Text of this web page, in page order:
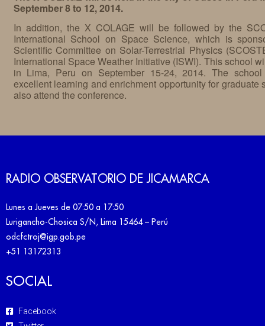
RADIO OBSERVATORIO DE JICAMARCA
Lunes a Jueves de 07:50 a 17:50
Lurigancho-Chosica S/N, Lima 15464 – Perú
odcfctroj@igp.gob.pe
+51 13172313
SOCIAL
Facebook